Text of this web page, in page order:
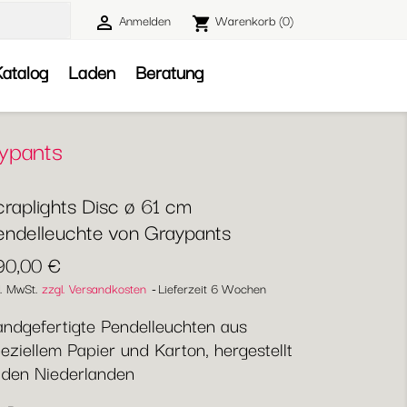
 Anmelden shopping_cart Warenkorb(0)
Laden Beratung
Disc ø 61 cm
von Graypants
€
MwSt. zzgl. Versandkosten Lieferzeit 6 Wochen
Pendelleuchten aus
Papier und Karton, hergestellt
Niederlanden